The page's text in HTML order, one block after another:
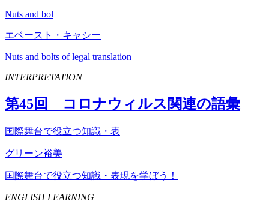
Nuts and bol
エベースト・キャシー
Nuts and bolts of legal translation
INTERPRETATION
第45回 コロナウィルス関連の語彙
国際舞台で役立つ知識・表
グリーン裕美
国際舞台で役立つ知識・表現を学ぼう！
ENGLISH LEARNING